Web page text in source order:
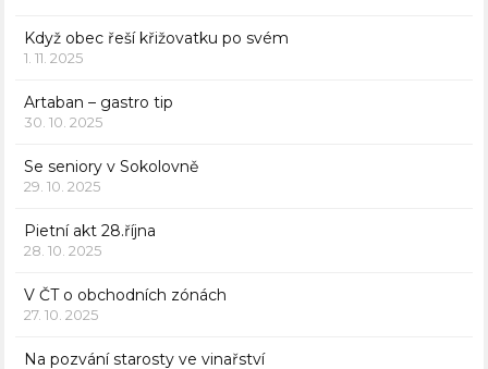
Když obec řeší křižovatku po svém
1. 11. 2025
Artaban – gastro tip
30. 10. 2025
Se seniory v Sokolovně
29. 10. 2025
Pietní akt 28.října
28. 10. 2025
V ČT o obchodních zónách
27. 10. 2025
Na pozvání starosty ve vinařství